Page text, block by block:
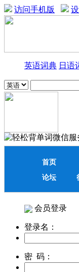
访问手机版
英语词典 日语
首页
论坛
会员登录
登录名：
密 码：